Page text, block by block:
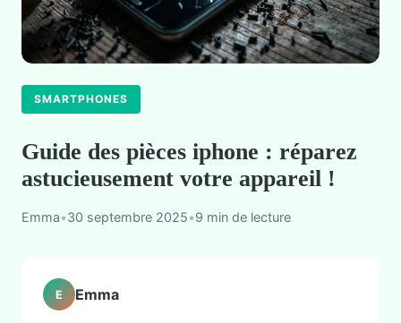
SMARTPHONES
Guide des pièces iphone : réparez
astucieusement votre appareil !
Emma•30 septembre 2025•9 min de lecture
E Emma